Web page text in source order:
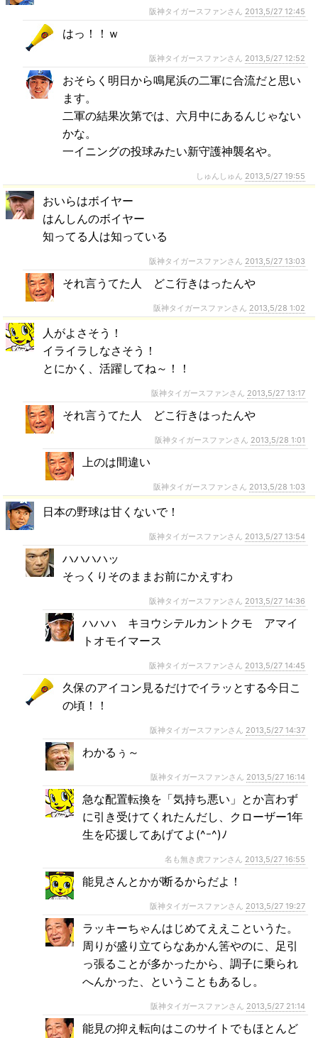
阪神タイガースファンさん 2013,5/27 12:45
はっ！！ｗ
阪神タイガースファンさん 2013,5/27 12:52
おそらく明日から鳴尾浜の二軍に合流だと思い
ます。
二軍の結果次第では、六月中にあるんじゃない
かな。
一イニングの投球みたい新守護神襲名や。
しゅんしゅん 2013,5/27 19:55
おいらはボイヤー
はんしんのボイヤー
知ってる人は知っている
阪神タイガースファンさん 2013,5/27 13:03
それ言うてた人 どこ行きはったんや
阪神タイガースファンさん 2013,5/28 1:02
人がよさそう！
イライラしなさそう！
とにかく、活躍してね～！！
阪神タイガースファンさん 2013,5/27 13:17
それ言うてた人 どこ行きはったんや
阪神タイガースファンさん 2013,5/28 1:01
上のは間違い
阪神タイガースファンさん 2013,5/28 1:03
日本の野球は甘くないで！
阪神タイガースファンさん 2013,5/27 13:54
ハハハハッ
そっくりそのままお前にかえすわ
阪神タイガースファンさん 2013,5/27 14:36
ハハハ キヨウシテルカントクモ アマイ
トオモイマース
阪神タイガースファンさん 2013,5/27 14:45
久保のアイコン見るだけでイラッとする今日こ
の頃！！
阪神タイガースファンさん 2013,5/27 14:37
わかるぅ～
阪神タイガースファンさん 2013,5/27 16:14
急な配置転換を「気持ち悪い」とか言わず
に引き受けてくれたんだし、クローザー1年
生を応援してあげてよ(^ｰ^)ﾉ
名も無き虎ファンさん 2013,5/27 16:55
能見さんとかが断るからだよ！
阪神タイガースファンさん 2013,5/27 19:27
ラッキーちゃんはじめてええこというた。
周りが盛り立てらなあかん筈やのに、足引
っ張ることが多かったから、調子に乗られ
へんかった、ということもあるし。
阪神タイガースファンさん 2013,5/27 21:14
能見の抑え転向はこのサイトでもほとんど